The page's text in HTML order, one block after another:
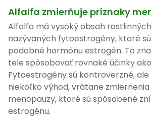
Alfalfa zmierňuje príznaky
Alfalfa má vysoký obsah
nazývaných fytoestrogény, ktoré
podobné hormónu estrogén. To
tele spôsobovať rovnaké účinky
Fytoestrogény sú kontroverzné,
niekoľko výhod, vrátane
menopauzy, ktoré sú spôsobené
estrogénu.